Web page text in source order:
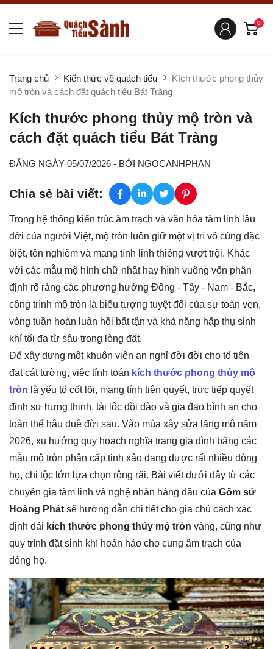
0
Trang chủ Kiến thức về quách tiểu
Kích thước phong thủy
mộ tròn và cách đặt quách tiểu Bát Tràng
Kích thước phong thủy mộ tròn và
cách đặt quách tiểu Bát Tràng
ĐĂNG NGÀY 05/07/2026 - BỞI NGOCANHPHAN
Chia sẻ bài viết:
Trong hệ thống kiến trúc âm trạch và văn hóa tâm linh lâu
đời của người Việt, mộ tròn luôn giữ một vị trí vô cùng đặc
biệt, tôn nghiêm và mang tính linh thiêng vượt trội. Khác
với các mẫu mộ hình chữ nhật hay hình vuông vốn phân
định rõ ràng các phương hướng Đông - Tây - Nam - Bắc,
công trình mộ tròn là biểu tượng tuyệt đối của sự toàn vẹn,
vòng tuần hoàn luân hồi bất tận và khả năng hấp thụ sinh
khí tối đa từ sâu trong lòng đất.
Để xây dựng một khuôn viên an nghỉ đời đời cho tổ tiên
đạt cát tường, việc tính toán kích thước phong thủy mộ
tròn là yếu tố cốt lõi, mang tính tiên quyết, trực tiếp quyết
định sự hưng thịnh, tài lộc dồi dào và gia đạo bình an cho
toàn thể hậu duệ đời sau. Vào mùa xây sửa lăng mộ năm
2026, xu hướng quy hoạch nghĩa trang gia đình bằng các
mẫu mộ tròn phân cấp tinh xảo đang được rất nhiều dòng
họ, chi tộc lớn lựa chọn rộng rãi. Bài viết dưới đây từ các
chuyên gia tâm linh và nghệ nhân hàng đầu của Gốm sứ
Hoàng Phát sẽ hướng dẫn chi tiết cho gia chủ cách xác
định dải kích thước phong thủy mộ tròn vàng, cũng như
quy trình đặt sinh khí hoàn hảo cho cung âm trạch của
dòng họ.